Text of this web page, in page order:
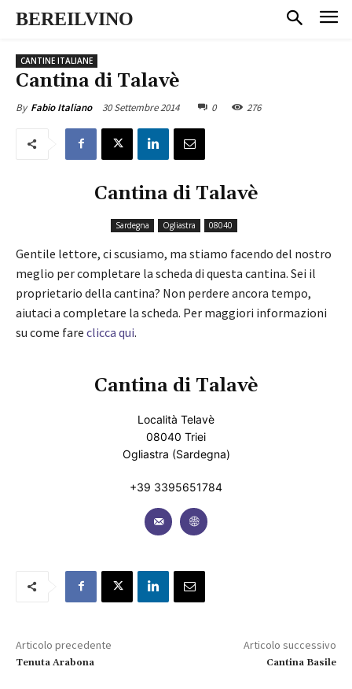
BEREILVINO
CANTINE ITALIANE
Cantina di Talavè
By Fabio Italiano 30 Settembre 2014 0 276
Cantina di Talavè
Sardegna Ogliastra 08040
Gentile lettore, ci scusiamo, ma stiamo facendo del nostro
meglio per completare la scheda di questa cantina. Sei il
proprietario della cantina? Non perdere ancora tempo,
aiutaci a completare la scheda. Per maggiori informazioni
su come fare clicca qui.
Cantina di Talavè
Località Telavè
08040 Triei
Ogliastra (Sardegna)
+39 3395651784
Articolo precedente
Tenuta Arabona
Articolo successivo
Cantina Basile